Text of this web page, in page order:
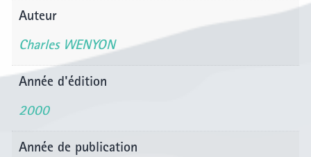
Auteur
Charles WENYON
Année d'édition
2000
Année de publication